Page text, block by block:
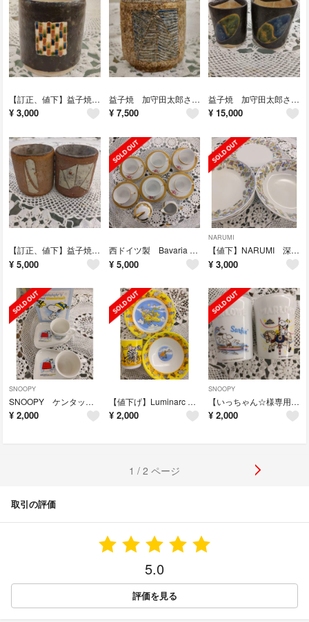
【訂正、値下】益子焼 加守田太郎さん 湯呑 共箱なし
¥ 3,000
益子焼 加守田太郎さん 湯呑 共箱なし
¥ 7,500
益子焼 加守田太郎さん 湯呑 共箱なし
¥ 15,000
【訂正、値下】益子焼 加守田太郎さん 湯呑 共箱なし
¥ 5,000
西ドイツ製 Bavaria Seltmann Weiden
¥ 5,000
NARUMI
【値下】NARUMI 深皿、サラダボウル、プレートセット
¥ 3,000
SNOOPY
SNOOPY ケンタッキーコラボ カップ＆ソーサー
¥ 2,000
【値下げ】Luminarc 子ども用食器セット
¥ 2,000
SNOOPY
【いっちゃん☆様専用】SNOOPY MARLOWEコラボ
¥ 2,000
1 / 2 ページ
取引の評価
5.0
評価を見る